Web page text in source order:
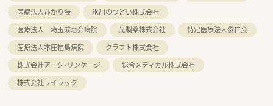
医療法人ひかり会
氷川のつどい株式会社
医療法人 埼玉成恵会病院
光製薬株式会社
特定医療法人俊仁会
医療法人本庄福島病院
クラフト株式会社
株式会社アーク・リンケージ
総合メディカル株式会社
株式会社ライラック